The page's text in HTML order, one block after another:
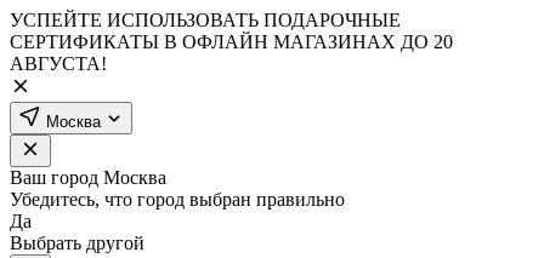
УСПЕЙТЕ ИСПОЛЬЗОВАТЬ ПОДАРОЧНЫЕ
СЕРТИФИКАТЫ В ОФЛАЙН МАГАЗИНАХ ДО 20
АВГУСТА!
Москва
Ваш город Москва
Убедитесь, что город выбран правильно
Да
Выбрать другой